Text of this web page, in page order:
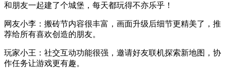
和朋友一起建了个城堡，每天都玩得不亦乐乎！
网友小李：搬砖节内容很丰富，画面升级后细节更精美了，推
荐给所有喜欢创造的朋友。
玩家小王：社交互动功能很强，邀请好友联机探索新地图，协
作任务让游戏更有趣。